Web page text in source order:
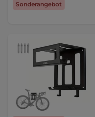
Sonderangebot